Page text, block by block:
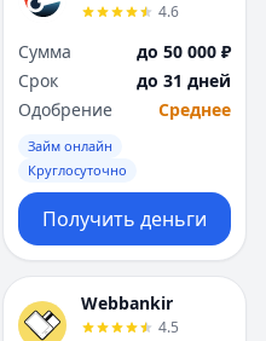
4.6
Сумма
до 50 000 ₽
Срок
до 31 дней
Одобрение
Среднее
Займ онлайн
Круглосуточно
Получить деньги
Webbankir
4.5